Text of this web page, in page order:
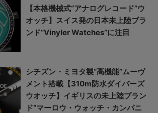
【本格機械式“アナログレコード”ウ
オッチ】スイス発の日本未上陸ブラ
ンド“Vinyler Watches”に注目
シチズン・ミヨタ製“高機能”ムーヴ
メント搭載【310m防水ダイバーズ
ウオッチ】イギリスの未上陸ブラン
ド“マーロウ・ウォッチ・カンパニ